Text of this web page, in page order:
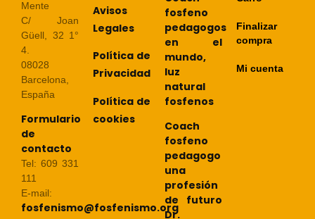
Mente
C/ Joan
Güell, 32 1°
4.
08028
Barcelona,
España
Formulario
de
contacto
Tel: 609 331
111
E-mail:
fosfenismo@fosfenismo.org
Avisos
Legales
Política de
Privacidad
Política de
cookies
fosfeno
pedagogos
en el
mundo,
luz
natural
fosfenos
Coach
fosfeno
pedagogo
una
profesión
de futuro
Dr.
Finalizar
compra
Mi cuenta